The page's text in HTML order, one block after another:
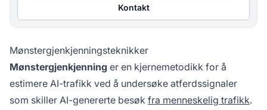
Kontakt
Mønstergjenkjenningsteknikker
Mønstergjenkjenning er en kjerne­metodikk for å
estimere AI-trafikk ved å undersøke atferdssignaler
som skiller AI-genererte besøk fra menneskelig trafikk.